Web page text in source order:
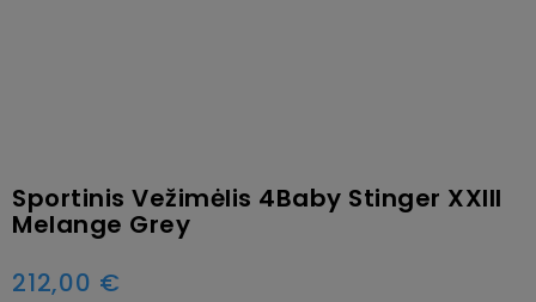
Sportinis Vežimėlis 4Baby Stinger XXIII
Melange Grey
212,00 €